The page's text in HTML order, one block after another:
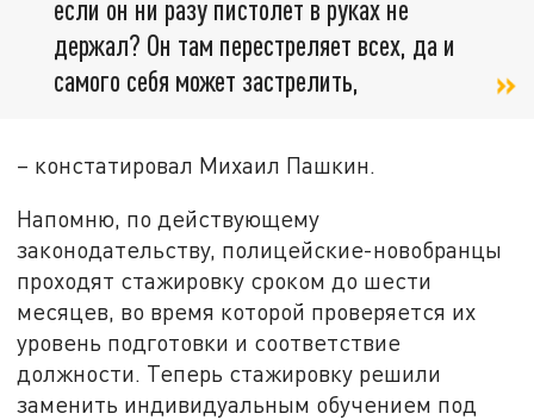
если он ни разу пистолет в руках не
держал? Он там перестреляет всех, да и
самого себя может застрелить,
– констатировал Михаил Пашкин.
Напомню, по действующему
законодательству, полицейские-новобранцы
проходят стажировку сроком до шести
месяцев, во время которой проверяется их
уровень подготовки и соответствие
должности. Теперь стажировку решили
заменить индивидуальным обучением под